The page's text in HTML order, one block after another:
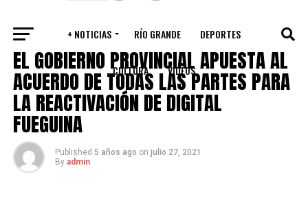
+ NOTICIAS RÍO GRANDE DEPORTES
CULTURA VIDEOS
RÍO GRANDE
EL GOBIERNO PROVINCIAL APUESTA AL
ACUERDO DE TODAS LAS PARTES PARA
LA REACTIVACIÓN DE DIGITAL
FUEGUINA
Published 5 años ago on julio 27, 2021
By admin